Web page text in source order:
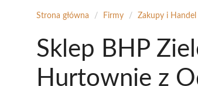
Strona główna / Firmy / Zakupy i Handel
Sklep BHP
Hurtownie z